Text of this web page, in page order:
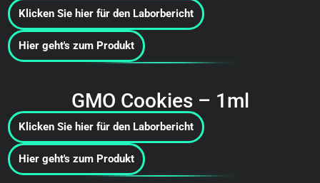
Klicken Sie hier für den Laborbericht
Hier geht's zum Produkt
GMO Cookies – 1ml
Klicken Sie hier für den Laborbericht
Hier geht's zum Produkt